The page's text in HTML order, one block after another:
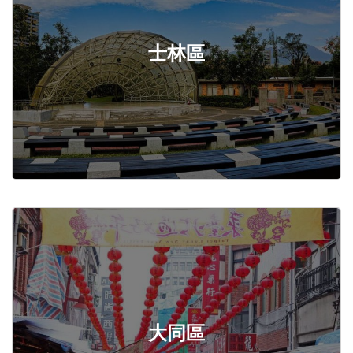
士林區
大同區